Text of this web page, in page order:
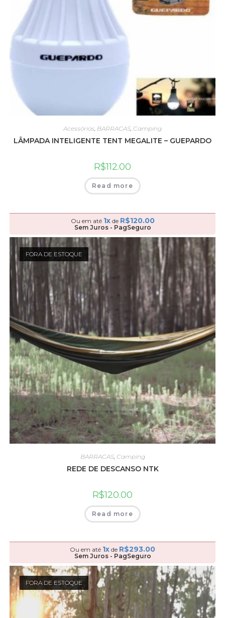
Acessórios BARRACAS Camping
LÂMPADA INTELIGENTE TENT MEGALITE – GUEPARDO
R$112.00
Read more
Ou em até 1xde R$120.00
Sem Juros - PagSeguro
FORA DE ESTOQUE
BARRACAS, Camping
REDE DE DESCANSO NTK
R$120.00
Read more
Ou em até 1x de R$293.00
Sem Juros - PagSeguro
FORA DE ESTOQUE